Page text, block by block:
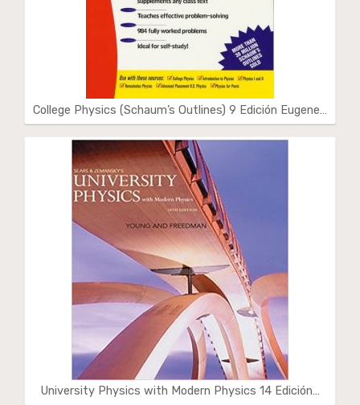
College Physics (Schaum’s Outlines) 9 Edición Eugene…
University Physics with Modern Physics 14 Edición…